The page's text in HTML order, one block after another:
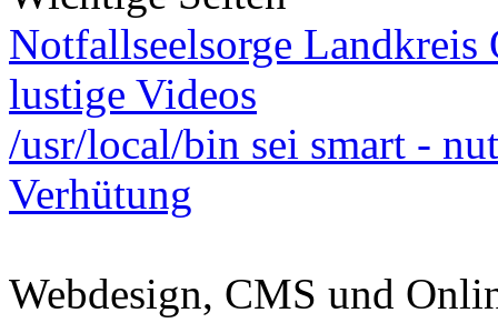
Notfallseelsorge Landkreis
lustige Videos
/usr/local/bin sei smart -
Verhütung
Webdesign, CMS und